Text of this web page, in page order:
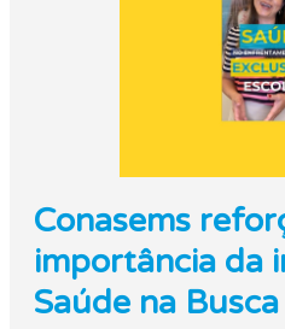
Conasems
importância da
Saúde na